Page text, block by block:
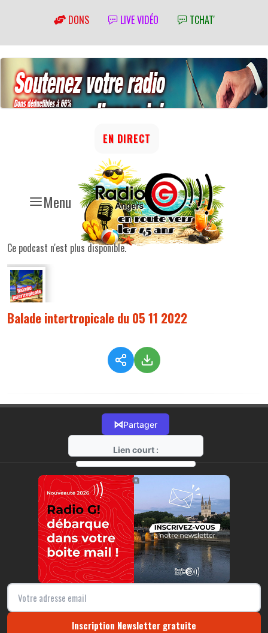
DONS LIVE VIDÉO TCHAT'
Menu
EN DIRECT
Ce podcast n'est plus disponible.
Balade intertropicale du 05 11 2022
⋈Partager
Lien court :
https://radio-g.fr?10019
⧉
Inscription Newsletter gratuite